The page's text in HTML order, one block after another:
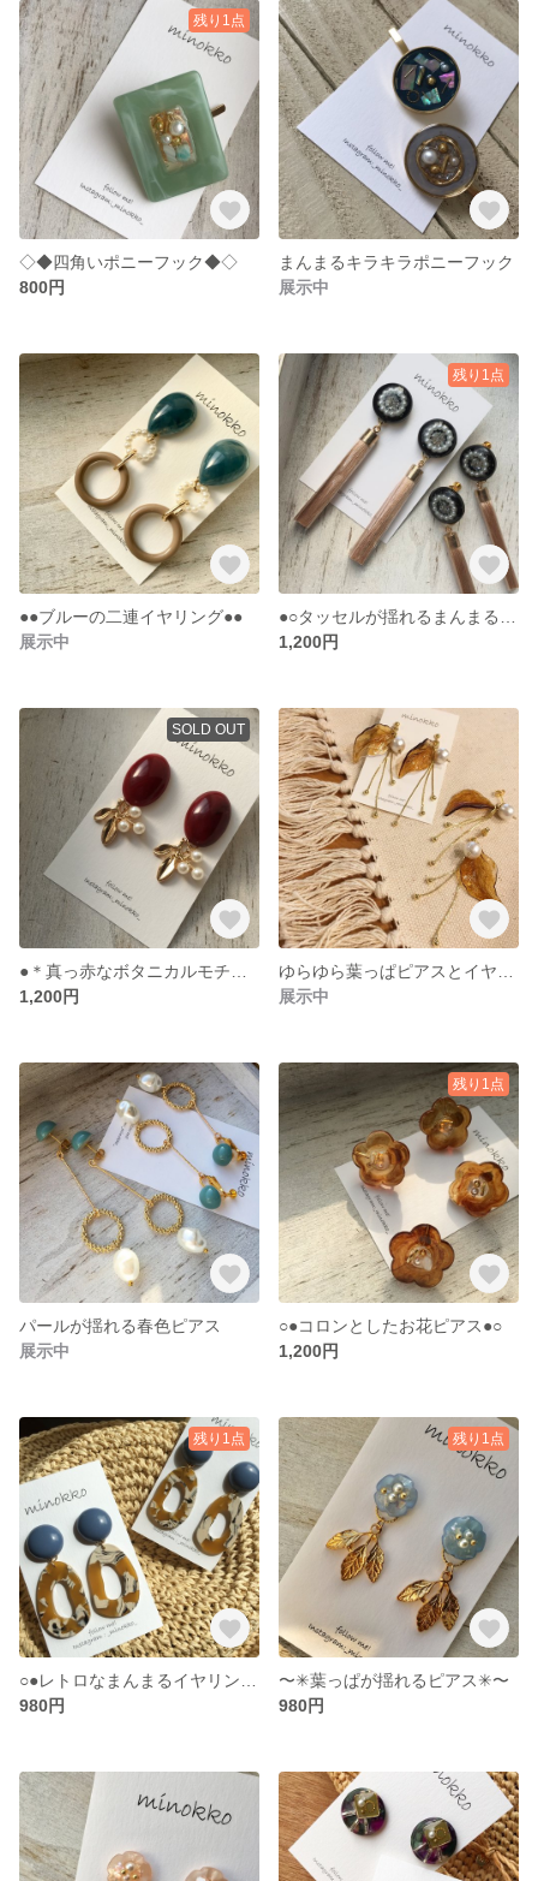
残り1点
◇◆四角いポニーフック◆◇
800円
まんまるキラキラポニーフック
展示中
●●ブルーの二連イヤリング●●
展示中
残り1点
1,200円
SOLD OUT
1,200円
展示中
パールが揺れる春色ピアス
展示中
残り1点
○●コロンとしたお花ピアス●○
1,200円
残り1点
980円
残り1点
〜✳︎葉っぱが揺れるピアス✳︎〜
980円